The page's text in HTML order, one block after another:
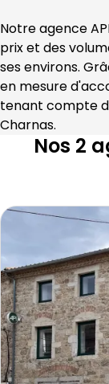
Notre agence
prix et des
ses environs.
en mesure
Charnas.
Nos 2